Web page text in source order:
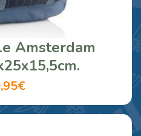
Amsterdam